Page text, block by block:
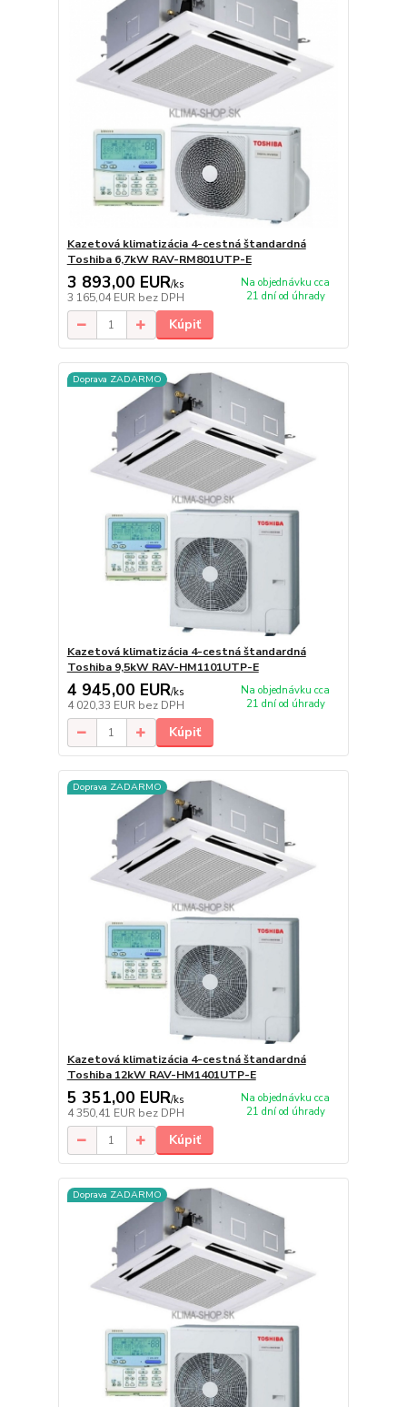
Kazetová klimatizácia 4-cestná štandardná
Toshiba 6,7kW RAV-RM801UTP-E
3 893,00 EUR/ks
3 165,04 EUR bez DPH
Na objednávku cca
21 dní od úhrady
Kúpiť
Doprava ZADARMO
Kazetová klimatizácia 4-cestná štandardná
Toshiba 9,5kW RAV-HM1101UTP-E
4 945,00 EUR/ks
4 020,33 EUR bez DPH
Na objednávku cca
21 dní od úhrady
Kúpiť
Doprava ZADARMO
Kazetová klimatizácia 4-cestná štandardná
Toshiba 12kW RAV-HM1401UTP-E
5 351,00 EUR/ks
4 350,41 EUR bez DPH
Na objednávku cca
21 dní od úhrady
Kúpiť
Doprava ZADARMO